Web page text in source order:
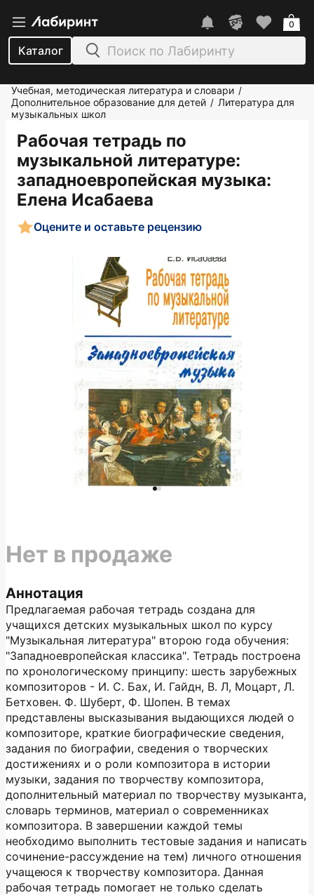
Каталог
0
Учебная, методическая литература и словари /
Дополнительное образование для детей / Литература для
музыкальных школ
Рабочая тетрадь по
музыкальной литературе:
западноевропейская музыка:
Елена Исабаева
Оцените и оставьте рецензию
Аннотация
Предлагаемая рабочая тетрадь создана для
учащихся детских музыкальных школ по курсу
"Музыкальная литература" второю года обучения:
"Западноевропейская классика". Тетрадь построена
по хронологическому принципу: шесть зарубежных
композиторов - И. С. Бах, И. Гайдн, В. Л, Моцарт, Л.
Бетховен. Ф. Шуберт, Ф. Шопен. В темах
представлены высказывания выдающихся людей о
композиторе, краткие биографические сведения,
задания по биографии, сведения о творческих
достижениях и о роли композитора в истории
музыки, задания по творчеству композитора,
дополнительный материал по творчеству музыканта,
словарь терминов, материал о современниках
композитора. В завершении каждой темы
необходимо выполнить тестовые задания и написать
сочинение-рассуждение на тем) личного отношения
учащеюся к творчеству композитора. Данная
рабочая тетрадь помогает не только сделать
Нет в продаже